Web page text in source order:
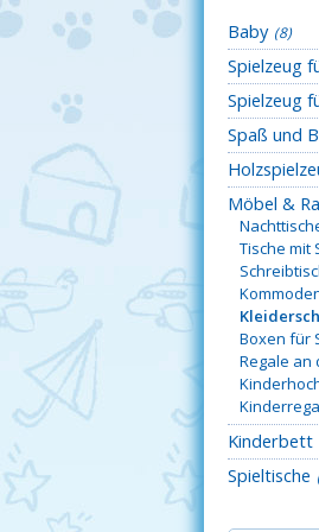
Baby (8)
Spielzeug
Spielzeug
Spaß und
Möbel &
Tische mit
Boxen für
Regale an
Kinderbett
Spieltische